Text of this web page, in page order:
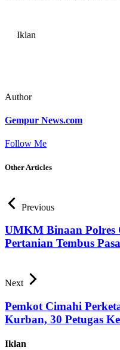
Iklan
Author
Gempur News.com
Follow Me
Other Articles
Previous
UMKM Binaan Polres
Pertanian Tembus
Next
Pemkot Cimahi
Kurban, 30 Petugas
Iklan